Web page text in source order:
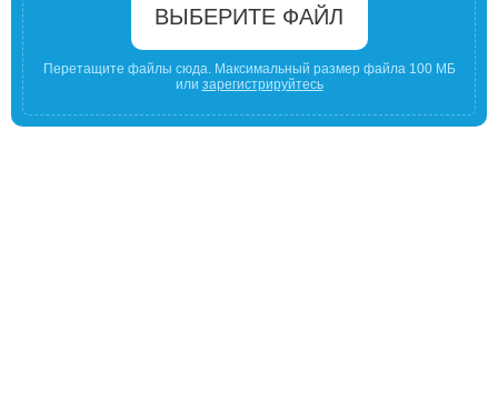
ВЫБЕРИТЕ ФАЙЛ
Перетащите файлы сюда. Максимальный размер файла 100 МБ
или зарегистрируйтесь